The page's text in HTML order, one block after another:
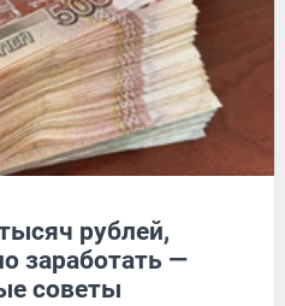
рублей,
заработать —
советы